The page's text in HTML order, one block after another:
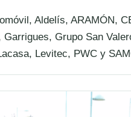
Aldelís, ARAMÓN,
Grupo San
Levitec, PWC y